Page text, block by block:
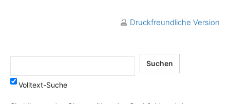
Druckfreundliche Version
Volltext-Suche